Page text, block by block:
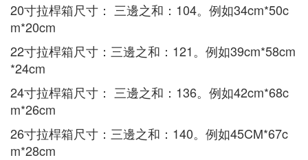
20寸拉桿箱尺寸： 三邊之和：104。例如34cm*50c
m*20cm
22寸拉桿箱尺寸：三邊之和：121。例如39cm*58cm
*24cm
24寸拉桿箱尺寸： 三邊之和：136。例如42cm*68c
m*26cm
26寸拉桿箱尺寸：三邊之和：140。例如45CM*67c
m*28cm